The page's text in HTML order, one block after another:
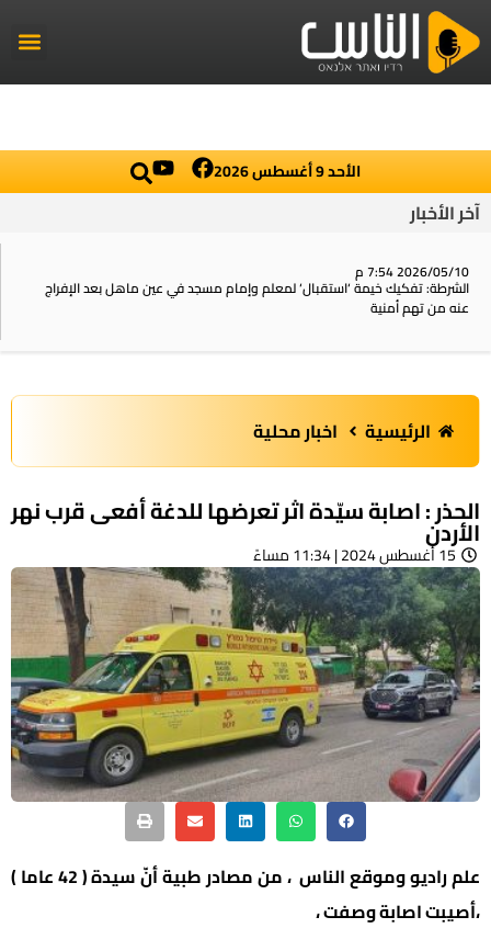
الأحد 9 أغسطس 2026
آخر الأخبار
2026/05/10 7:54 م
الشرطة: تفكيك خيمة ‘استقبال‘ لمعلم وإمام مسجد في عين ماهل بعد الإفراج
عنه من تهم أمنية
الرئيسية اخبار محلية
الحذر : اصابة سيّدة اثر تعرضها للدغة أفعى قرب نهر
الأردن
15 أغسطس 2024 | 11:34 مساءً
علم راديو وموقع الناس ، من مصادر طبية أنّ سيدة ( 42 عاما )
،أصيبت اصابة وصفت ،